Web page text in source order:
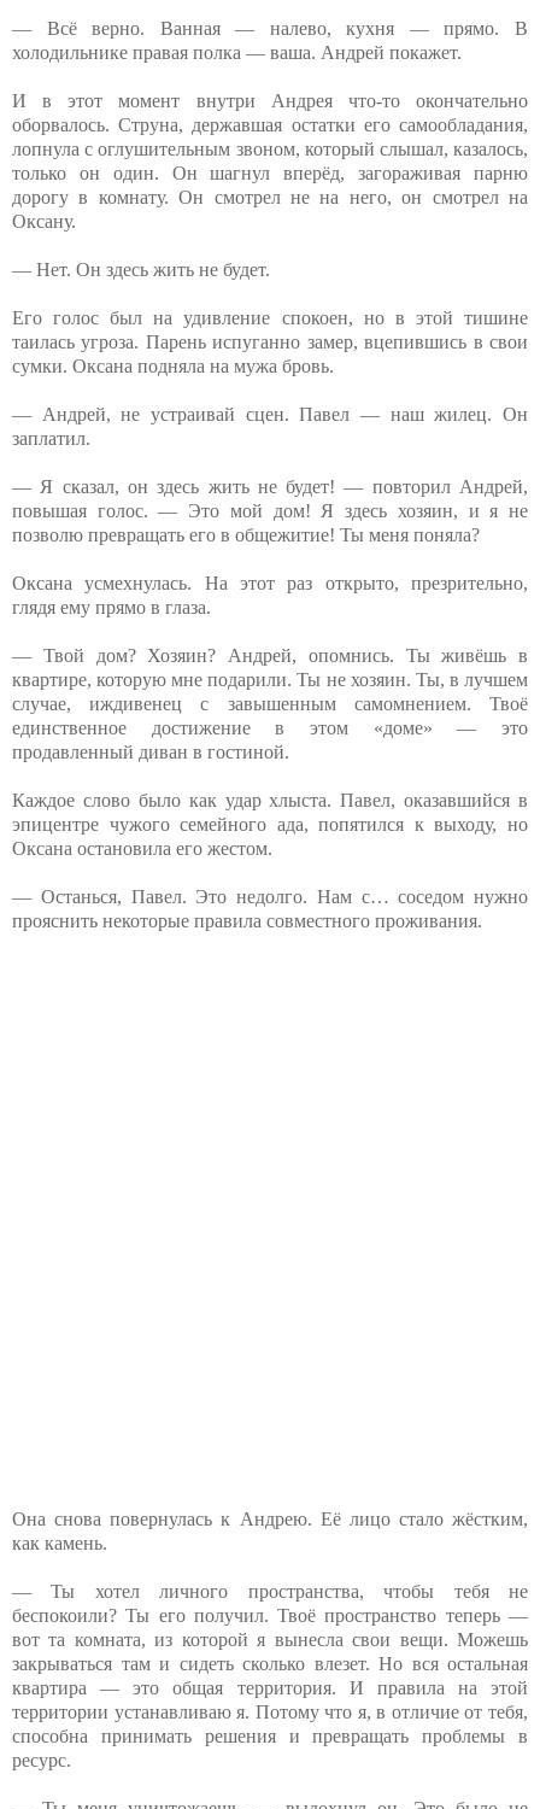
— Всё верно. Ванная — налево, кухня — прямо. В
холодильнике правая полка — ваша. Андрей покажет.
И в этот момент внутри Андрея что-то окончательно
оборвалось. Струна, державшая остатки его самообладания,
лопнула с оглушительным звоном, который слышал, казалось,
только он один. Он шагнул вперёд, загораживая парню
дорогу в комнату. Он смотрел не на него, он смотрел на
Оксану.
— Нет. Он здесь жить не будет.
Его голос был на удивление спокоен, но в этой тишине
таилась угроза. Парень испуганно замер, вцепившись в свои
сумки. Оксана подняла на мужа бровь.
— Андрей, не устраивай сцен. Павел — наш жилец. Он
заплатил.
— Я сказал, он здесь жить не будет! — повторил Андрей,
повышая голос. — Это мой дом! Я здесь хозяин, и я не
позволю превращать его в общежитие! Ты меня поняла?
Оксана усмехнулась. На этот раз открыто, презрительно,
глядя ему прямо в глаза.
— Твой дом? Хозяин? Андрей, опомнись. Ты живёшь в
квартире, которую мне подарили. Ты не хозяин. Ты, в лучшем
случае, иждивенец с завышенным самомнением. Твоё
единственное достижение в этом «доме» — это
продавленный диван в гостиной.
Каждое слово было как удар хлыста. Павел, оказавшийся в
эпицентре чужого семейного ада, попятился к выходу, но
Оксана остановила его жестом.
— Останься, Павел. Это недолго. Нам с… соседом нужно
прояснить некоторые правила совместного проживания.
Она снова повернулась к Андрею. Её лицо стало жёстким,
как камень.
— Ты хотел личного пространства, чтобы тебя не
беспокоили? Ты его получил. Твоё пространство теперь —
вот та комната, из которой я вынесла свои вещи. Можешь
закрываться там и сидеть сколько влезет. Но вся остальная
квартира — это общая территория. И правила на этой
территории устанавливаю я. Потому что я, в отличие от тебя,
способна принимать решения и превращать проблемы в
ресурс.